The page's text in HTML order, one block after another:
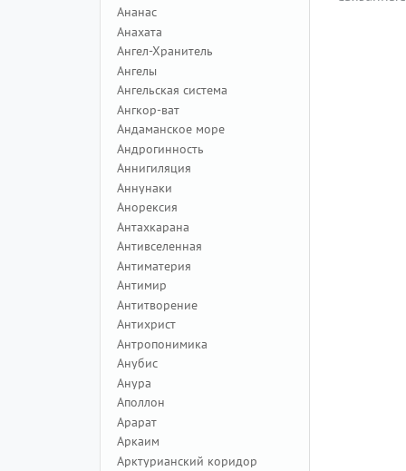
Ананас
Анахата
Ангел-Хранитель
Ангелы
Ангельская система
Ангкор-ват
Андаманское море
Андрогинность
Аннигиляция
Аннунаки
Анорексия
Антахкарана
Антивселенная
Антиматерия
Антимир
Антитворение
Антихрист
Антропонимика
Анубис
Анура
Аполлон
Арарат
Аркаим
Арктурианский коридор